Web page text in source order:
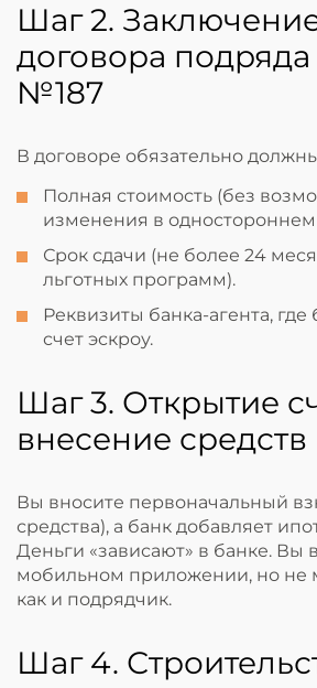
Шаг 2.
договора
№187
В договоре обязательно
Полная стоимость (без
изменения в одностороннем
Срок сдачи (не более 24
льготных программ).
Реквизиты банка-агента, где
счет эскроу.
Шаг 3. Открытие
внесение средств
Вы вносите первоначальный
средства), а банк добавляет
Деньги «зависают» в банке. Вы
мобильном приложении, но не
как и подрядчик.
Шаг 4.